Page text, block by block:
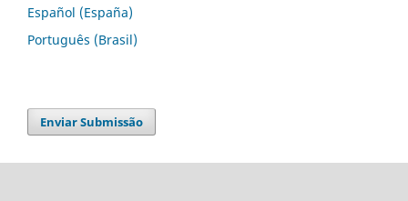
Español (España)
Português (Brasil)
Enviar Submissão